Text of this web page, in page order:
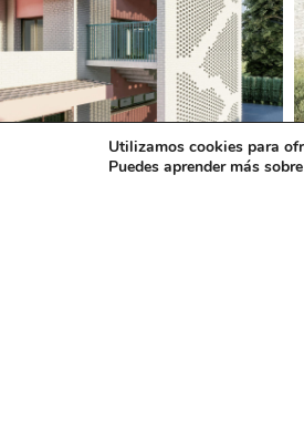
Utilizamos cookies para
Puedes aprender más